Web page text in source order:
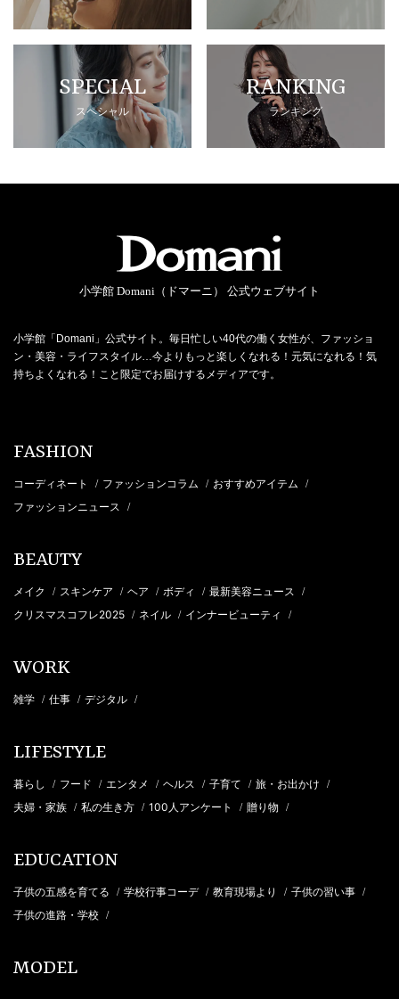
SPECIAL
スペシャル
RANKING
ランキング
小学館 Domani（ドマーニ） 公式ウェブサイト
小学館「Domani」公式サイト。毎日忙しい40代の働く女性が、ファッショ
ン・美容・ライフスタイル…今よりもっと楽しくなれる！元気になれる！気
持ちよくなれる！こと限定でお届けするメディアです。
FASHION
コーディネート / ファッションコラム / おすすめアイテム /
ファッションニュース /
BEAUTY
メイク / スキンケア / ヘア / ボディ / 最新美容ニュース /
クリスマスコフレ2025 / ネイル / インナービューティ /
WORK
雑学 / 仕事 / デジタル /
LIFESTYLE
暮らし / フード / エンタメ / ヘルス / 子育て / 旅・お出かけ /
夫婦・家族 / 私の生き方 / 100人アンケート / 贈り物 /
EDUCATION
子供の五感を育てる / 学校行事コーデ / 教育現場より / 子供の習い事 /
子供の進路・学校 /
MODEL